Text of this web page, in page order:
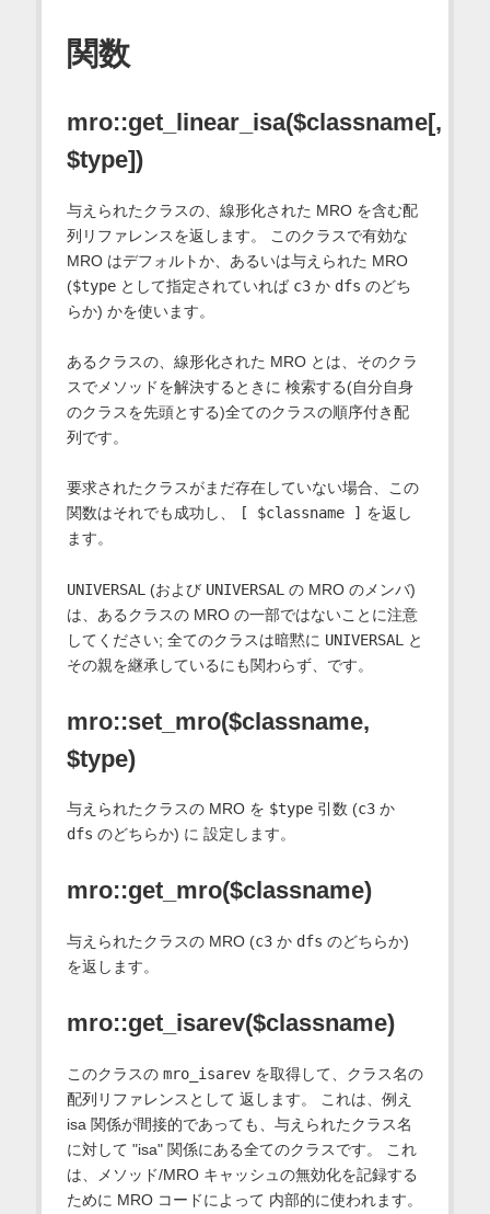
関数
mro::get_linear_isa($classname[,
$type])
与えられたクラスの、線形化された MRO を含む配
列リファレンスを返します。 このクラスで有効な
MRO はデフォルトか、あるいは与えられた MRO
($typeとして指定されていれば c3か dfs のどち
らか) かを使います。
あるクラスの、線形化された MRO とは、そのクラ
スでメソッドを解決するときに 検索する(自分自身
のクラスを先頭とする)全てのクラスの順序付き配
列です。
要求されたクラスがまだ存在していない場合、この
関数はそれでも成功し、
[ $classname ] を返し
ます。
UNIVERSAL (および UNIVERSAL の MRO のメンバ)
は、あるクラスの MRO の一部ではないことに注意
してください; 全てのクラスは暗黙に UNIVERSAL
と
その親を継承しているにも関わらず、です。
mro::set_mro($classname,
$type)
与えられたクラスの MRO を $type引数 (c3か
dfs のどちらか) に 設定します。
mro::get_mro($classname)
与えられたクラスの MRO (c3か dfs のどちらか)
を返します。
mro::get_isarev($classname)
このクラスの mro_isarevを取得して、クラス名の
配列リファレンスとして 返します。 これは、例え
isa 関係が間接的であっても、与えられたクラス名
に対して "isa" 関係にある全てのクラスです。 これ
は、メソッド/MRO キャッシュの無効化を記録する
ために MRO コードによって 内部的に使われます。